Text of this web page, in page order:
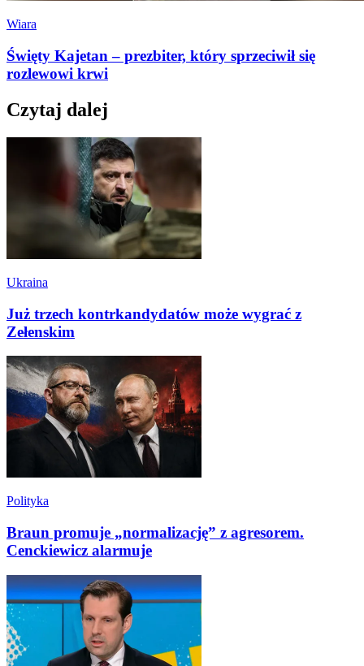
Wiara
Święty Kajetan – prezbiter, który sprzeciwił się
rozlewowi krwi
Czytaj dalej
Ukraina
Już trzech kontrkandydatów może wygrać z
Zełenskim
Polityka
Braun promuje „normalizację” z agresorem.
Cenckiewicz alarmuje